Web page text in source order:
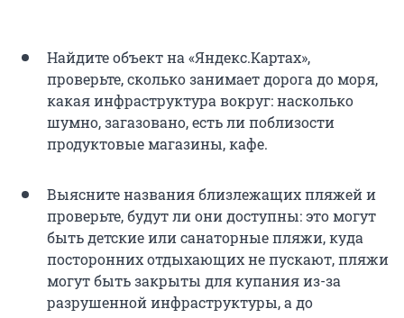
Найдите объект на «Яндекс.Картах»,
проверьте, сколько занимает дорога до моря,
какая инфраструктура вокруг: насколько
шумно, загазовано, есть ли поблизости
продуктовые магазины, кафе.
Выясните названия близлежащих пляжей и
проверьте, будут ли они доступны: это могут
быть детские или санаторные пляжи, куда
посторонних отдыхающих не пускают, пляжи
могут быть закрыты для купания из-за
разрушенной инфраструктуры, а до